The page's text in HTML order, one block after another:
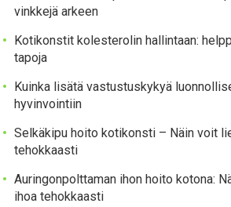
vinkkejä arkeen
Kotikonstit kolesterolin hallintaan:
tapoja
Kuinka lisätä vastustuskykyä
hyvinvointiin
Selkäkipu hoito kotikonsti – Näin voit
tehokkaasti
Auringonpolttaman ihon hoito kotona:
ihoa tehokkaasti